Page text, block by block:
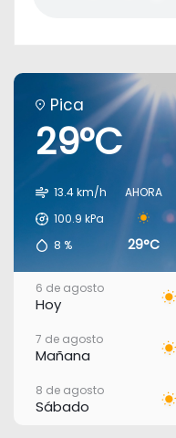
Pica
29°C
13.4 km/h
100.9 kPa
8 %
AHORA
29°C
6 de agosto
Hoy
7 de agosto
Mañana
8 de agosto
Sábado